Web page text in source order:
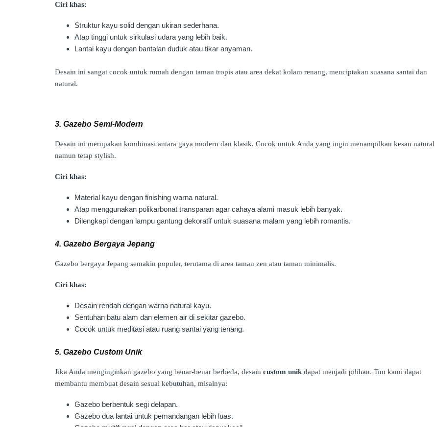
Ciri khas:
Struktur kayu solid dengan ukiran sederhana.
Atap tinggi untuk sirkulasi udara yang lebih baik.
Lantai kayu dengan bantalan duduk atau tikar anyaman.
Desain ini sangat cocok untuk rumah dengan taman tropis atau area dekat kolam renang, menciptakan suasana santai dan
natural.
3. Gazebo Semi-Modern
Desain ini merupakan kombinasi antara gaya modern dan klasik. Cocok untuk Anda yang ingin menampilkan kesan natural
namun tetap stylish.
Ciri khas:
Material kayu dengan finishing warna natural.
Atap menggunakan polikarbonat transparan agar cahaya alami masuk lebih banyak.
Dilengkapi dengan lampu gantung dekoratif untuk suasana malam yang lebih romantis.
4. Gazebo Bergaya Jepang
Gazebo bergaya Jepang semakin populer, terutama di area taman zen atau taman minimalis.
Ciri khas:
Desain rendah dengan warna natural kayu.
Sentuhan batu alam dan elemen air di sekitar gazebo.
Cocok untuk meditasi atau ruang santai yang tenang.
5. Gazebo Custom Unik
Jika Anda menginginkan gazebo yang benar-benar berbeda, desain custom unikdapat menjadi pilihan. Tim kami dapat
membantu membuat desain sesuai kebutuhan, misalnya:
Gazebo berbentuk segi delapan.
Gazebo dua lantai untuk pemandangan lebih luas.